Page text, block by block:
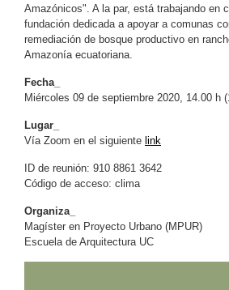
Amazónicos". A la par, está trabajando en
fundación dedicada a apoyar a comunas
remediación de bosque productivo en
Amazonía ecuatoriana.
Fecha_
Miércoles 09 de septiembre 2020, 14.00 h
Lugar_
Vía Zoom en el siguiente link
ID de reunión: 910 8861 3642
Código de acceso: clima
Organiza_
Magíster en Proyecto Urbano (MPUR)
Escuela de Arquitectura UC